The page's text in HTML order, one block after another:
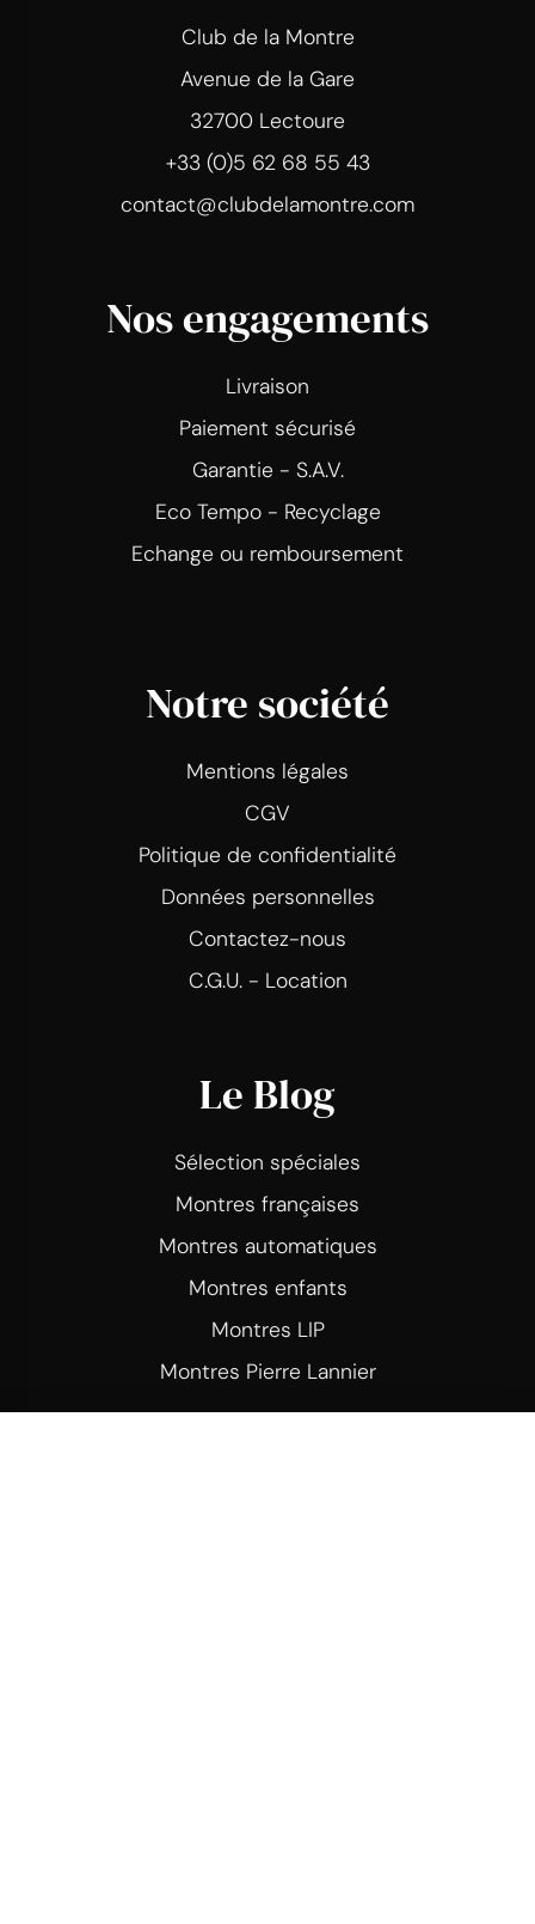
Club de la Montre
Avenue de la Gare
32700 Lectoure
+33 (0)5 62 68 55 43
contact@clubdelamontre.com
Nos engagements
Livraison
Paiement sécurisé
Garantie - S.A.V.
Eco Tempo - Recyclage
Echange ou remboursement
Notre société
Mentions légales
CGV
Politique de confidentialité
Données personnelles
Contactez-nous
C.G.U. - Location
Le Blog
Sélection spéciales
Montres françaises
Montres automatiques
Montres enfants
Montres LIP
Montres Pierre Lannier